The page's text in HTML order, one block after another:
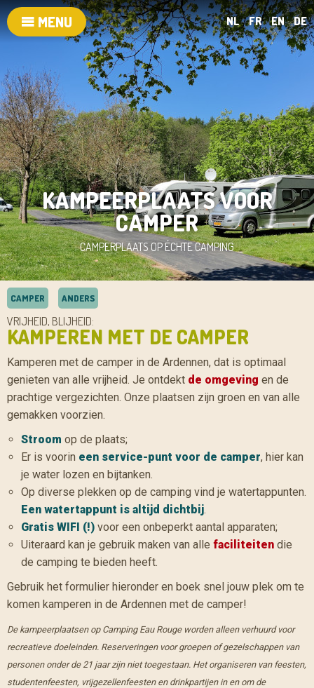
MENU NL FR EN DE
KAMPEERPLAATS VOOR
CAMPER
CAMPERPLAATS OP ÉCHTE CAMPING
CAMPER ANDERS
VRIJHEID, BLIJHEID:
KAMPEREN MET DE CAMPER
Kamperen met de camper in de Ardennen, dat is optimaal
genieten van alle vrijheid. Je ontdekt de omgeving en de
prachtige vergezichten. Onze plaatsen zijn groen en van alle
gemakken voorzien.
Stroom op de plaats;
Er is voorin een service-punt voor de camper, hier kan
je water lozen en bijtanken.
Op diverse plekken op de camping vind je watertappunten.
Een watertappunt is altijd dichtbij.
Gratis WIFI (!) voor een onbeperkt aantal apparaten;
Uiteraard kan je gebruik maken van alle faciliteiten die
de camping te bieden heeft.
Gebruik het formulier hieronder en boek snel jouw plek om te
komen kamperen in de Ardennen met de camper!
De kampeerplaatsen op Camping Eau Rouge worden alleen verhuurd voor
recreatieve doeleinden. Reserveringen voor groepen of gezelschappen van
personen onder de 21 jaar zijn niet toegestaan. Het organiseren van feesten,
studentenfeesten, vrijgezellenfeesten en drinkpartijen in en om de